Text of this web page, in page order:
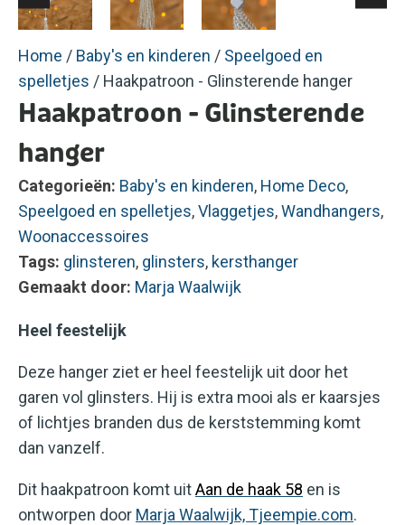
Home / Baby's en kinderen / Speelgoed en
spelletjes / Haakpatroon - Glinsterende hanger
Haakpatroon - Glinsterende
hanger
Categorieën: Baby's en kinderen, Home Deco,
Speelgoed en spelletjes,Vlaggetjes,Wandhangers,
Woonaccessoires
Tags: glinsteren, glinsters, kersthanger
Gemaakt door: Marja Waalwijk
Heel feestelijk
Deze hanger ziet er heel feestelijk uit door het
garen vol glinsters. Hij is extra mooi als er kaarsjes
of lichtjes branden dus de kerststemming komt
dan vanzelf.
Dit haakpatroon komt uitAan de haak 58 en is
ontworpen door Marja Waalwijk, Tjeempie.com.